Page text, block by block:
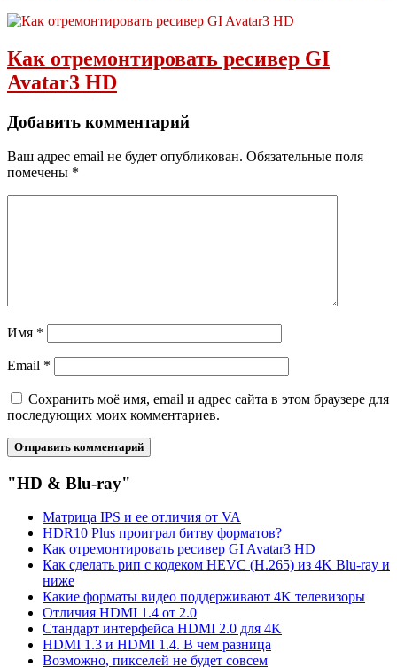
Как отремонтировать ресивер GI
Avatar3 HD
Добавить комментарий
Ваш адрес email не будет опубликован. Обязательные поля
помечены *
Имя *
Email *
Сохранить моё имя, email и адрес сайта в этом браузере для
последующих моих комментариев.
"HD & Blu-ray"
Матрица IPS и ее отличия от VA
HDR10 Plus проиграл битву форматов?
Как отремонтировать ресивер GI Avatar3 HD
Как сделать рип с кодеком HEVC (H.265) из 4K Blu-ray и
ниже
Какие форматы видео поддерживают 4K телевизоры
Отличия HDMI 1.4 от 2.0
Стандарт интерфейса HDMI 2.0 для 4K
HDMI 1.3 и HDMI 1.4. В чем разница
Возможно, пикселей не будет совсем